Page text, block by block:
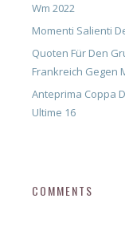
Wm 2022
Momenti Salienti
Quoten Für Den
Frankreich Gegen
Anteprima Coppa
Ultime 16
COMMENTS